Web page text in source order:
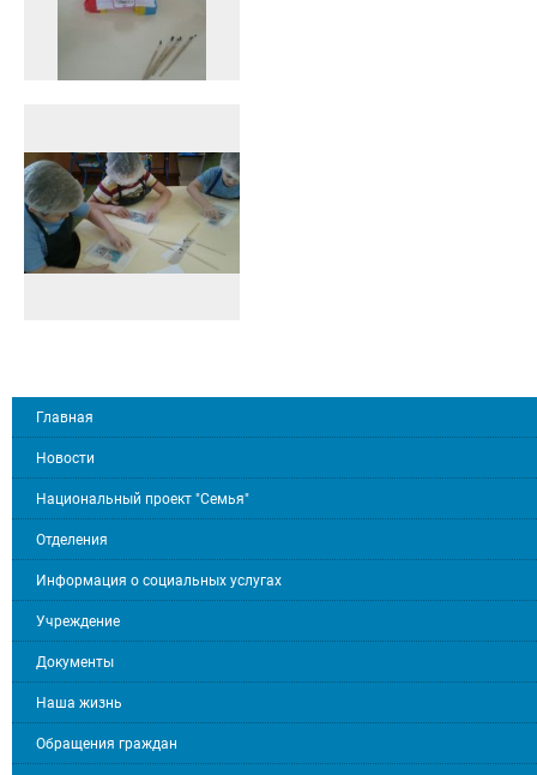
Главная
Новости
Национальный проект "Семья"
Отделения
Информация о социальных услугах
Учреждение
Документы
Наша жизнь
Обращения граждан